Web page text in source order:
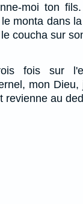
moi ton
monta dans
coucha sur
fois sur
mon
revienne au